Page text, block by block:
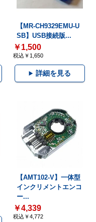
【MR-CH9329EMU-U
SB】USB接続版...
￥1,500
税込￥1,650
詳細を見る
【AMT102-V】一体型
インクリメントエンコ
ー...
￥4,339
税込￥4,772